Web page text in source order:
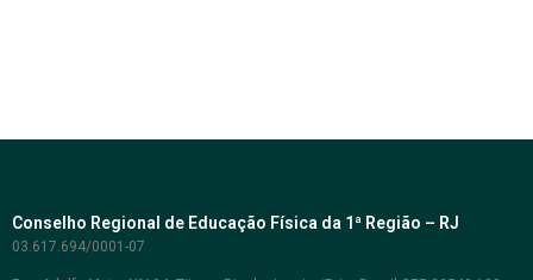
Conselho Regional de Educação Física da 1ª Região – RJ
03.617.694/0001-07